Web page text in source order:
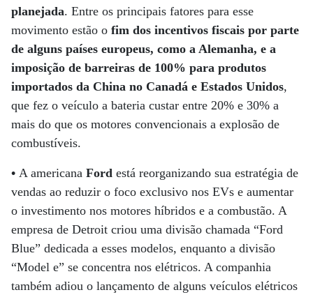
planejada. Entre os principais fatores para esse
movimento estão o fim dos incentivos fiscais por parte
de alguns países europeus, como a Alemanha, e a
imposição de barreiras de 100% para produtos
importados da China no Canadá e Estados Unidos,
que fez o veículo a bateria custar entre 20% e 30% a
mais do que os motores convencionais a explosão de
combustíveis.
• A americana Ford está reorganizando sua estratégia de
vendas ao reduzir o foco exclusivo nos EVs e aumentar
o investimento nos motores híbridos e a combustão. A
empresa de Detroit criou uma divisão chamada “Ford
Blue” dedicada a esses modelos, enquanto a divisão
“Model e” se concentra nos elétricos. A companhia
também adiou o lançamento de alguns veículos elétricos